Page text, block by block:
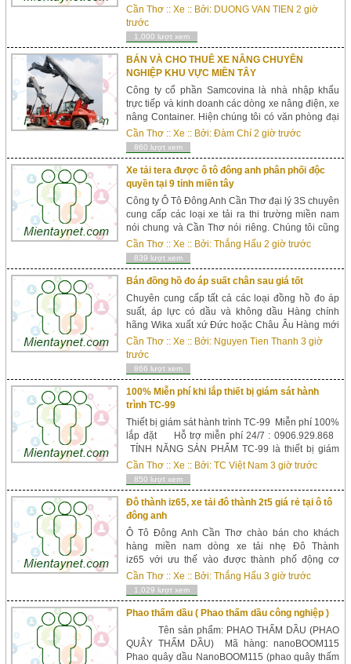
với thế hệ trước. Theo EPA, mức tiêu thụ nhiên
liệu trung b&igr...
Cần Thơ ::Xe :: Bởi: DUONG VAN TIEN 2 giờ
trước
1,000 lượt xem
BÁN VÀ CHO THUÊ XE NÂNG CHUYÊN
NGHIỆP KHU VỰC MIỀN TÂY
Công ty cổ phần Samcovina là nhà nhập khẩu
trực tiếp và kinh doanh các dòng xe nâng điện, xe
nâng Container. Hiện chúng tôi có văn phòng đại
diện tại Cần Thơ nhằm hỗ trợ cho các khách hàng
khu vực thuộc các tỉnh ...
Cần Thơ ::Xe :: Bởi:Đàm Chí 2 giờ trước
860 lượt xem
Xe tải tera được ô tô đông anh phân phối độc
quyền tại 9 tỉnh miền tây
Công ty Ô Tô Đông Anh Cần Thơ đại lý 3S chuyên
cung cấp các loại xe tải ra thi trường miền nam
nói chung và Cần Thơ nói riêng. Chúng tôi cũng
là đại lý độc quyền cung cấp cho quý khách 9 tỉnh
miền t&acir...
Cần Thơ ::Xe :: Bởi:Thắng Hấu 2 giờ trước
839 lượt xem
Bán đồng hồ đo áp suất chân sau giá tốt
Chuyên cung cấp tất cả các loại đồng hồ đo áp
suất, áp lực có dầu và không dầu Hàng chính
hãng Wika xuất xứ Đức hoặc Châu Âu Hàng mới
100% bảo hành dài hạn Có đầy đủ các dải đo
theo yêu cầu Đầy đủ kích thước mặt thường dùng
Đầy đủ các loại chân kết nối Hàng sẵn kho nhiều
chủng loại đa dạng CO, CQ đầy đủ th...
Cần Thơ ::Xe :: Bởi: Nguyen Tien Thanh 3 giờ
trước
866 lượt xem
100% Miễn phí khi lắp thiết bị giám sát hành
trình TC-99
Thiết bị giám sát hành trình TC-99 Miễn phí 100%
lắp đặt Hỗ trợ miễn phí 24/7 : 0906.929.868
TÍNH NĂNG SẢN PHẨM TC-99 là thiết bị giám
sát hành trình xe ô tô. Đáp ứng quy định của
BGTVT theo nghị định 91/2009/NĐ-CP và nghị
định 86/2014/NĐ-CP về gắn thiết bị giám sát
hành ...
Cần Thơ ::Xe :: Bởi:TC Việt Nam 3 giờ trước
850 lượt xem
Đô thành iz65, xe tải đô thành 2t5 giá rẻ tại ô tô
đông anh
Ô Tô Đông Anh Cần Thơ chào bán cho khách
hàng miền nam dòng xe tải nhẹ Đô Thành
iz65 với ưu thế vào được thành phố động cơ
mạnh mẽ EURO4 thân thiện với môi trường, bền
bỉ, thùng dài 4m...
Cần Thơ ::Xe :: Bởi:Thắng Hấu 3 giờ trước
1,029 lượt xem
Phao thấm dầu ( Phao thấm dầu công nghiệp )
Tên sản phẩm: PHAO THẤM DẦU (PHAO
QUÂY THẤM DẦU) Mã hàng: nanoBOOM115
Phao quây dầu NanoBOOM115 (phao quây thấm